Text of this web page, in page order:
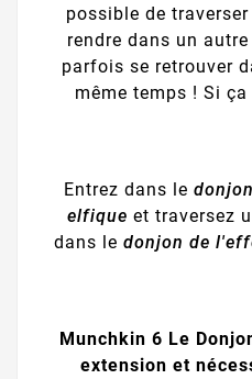
possible de
rendre dans un
parfois se retrouver
même temps ! Si
Entrez dans le
elfique et traversez
dans le donjon de
Munchkin 6 Le
extension et